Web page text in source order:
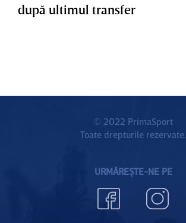
după ultimul transfer
© 2022 PrimaSport
Toate drepturile rezervate.
URMĂREȘTE-NE PE